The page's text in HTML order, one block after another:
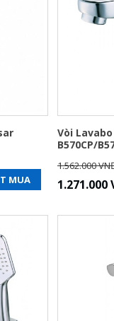
MUA
Vòi
B570CP/
1.562.000
1.271.000